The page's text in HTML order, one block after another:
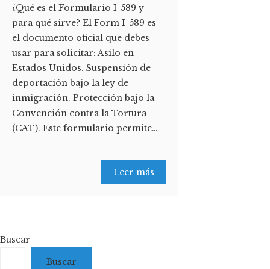
¿Qué es el Formulario I-589 y
para qué sirve? El Form I-589 es
el documento oficial que debes
usar para solicitar: Asilo en
Estados Unidos. Suspensión de
deportación bajo la ley de
inmigración. Protección bajo la
Convención contra la Tortura
(CAT). Este formulario permite…
Leer más
Buscar
Buscar